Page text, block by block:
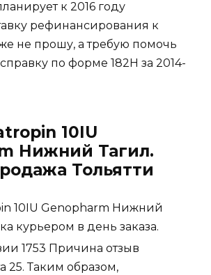
к 2016 году
рефинансирования к
не прошу, а требую помочь
по форме 182Н за 2014-
10IU
Нижний Тагил.
Тольятти
10IU Genopharm Нижний
курьером в день заказа.
1753 Причина отзыв
25. Таким образом,